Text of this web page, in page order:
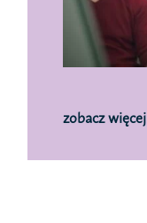
zobacz więcej